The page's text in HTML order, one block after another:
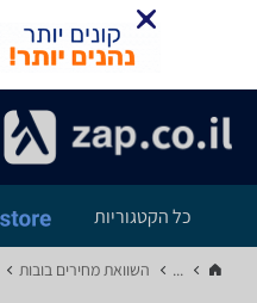
כל הקטגוריות
... השוואת מחירים בובות‏